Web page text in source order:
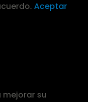
Aceptar
mejorar su